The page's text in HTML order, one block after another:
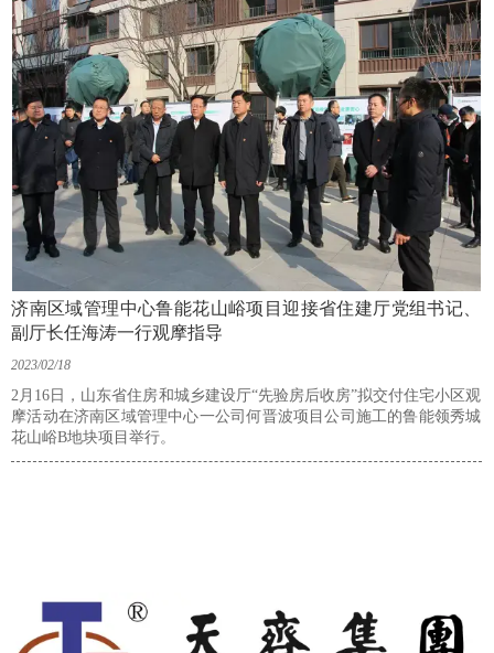
济南区域管理中心鲁能花山峪项目迎接省住建厅党组书记、
副厅长任海涛一行观摩指导
2023/02/18
2月16日，山东省住房和城乡建设厅“先验房后收房”拟交付住宅小区观
摩活动在济南区域管理中心一公司何晋波项目公司施工的鲁能领秀城
花山峪B地块项目举行。